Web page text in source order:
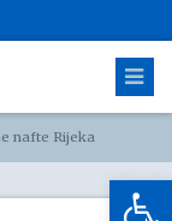
nafte Rijeka